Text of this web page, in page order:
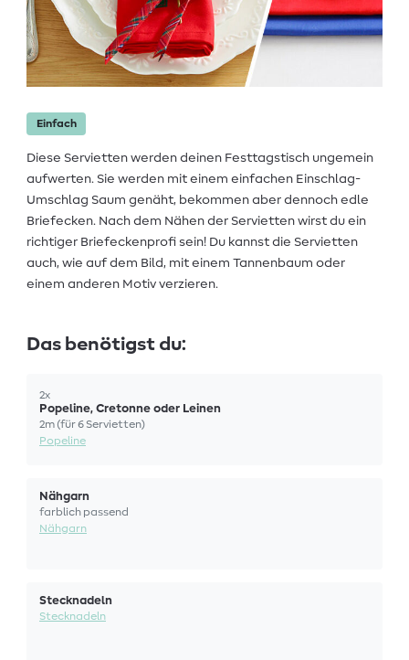
Einfach
Diese Servietten werden deinen Festtagstisch ungemein
aufwerten. Sie werden mit einem einfachen Einschlag-
Umschlag Saum genäht, bekommen aber dennoch edle
Briefecken. Nach dem Nähen der Servietten wirst du ein
richtiger Briefeckenprofi sein! Du kannst die Servietten
auch, wie auf dem Bild, mit einem Tannenbaum oder
einem anderen Motiv verzieren.
Das benötigst du:
2x
Popeline, Cretonne oder Leinen
2m (für 6 Servietten)
Popeline
Nähgarn
farblich passend
Nähgarn
Stecknadeln
Stecknadeln